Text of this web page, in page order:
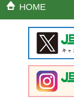
HOME